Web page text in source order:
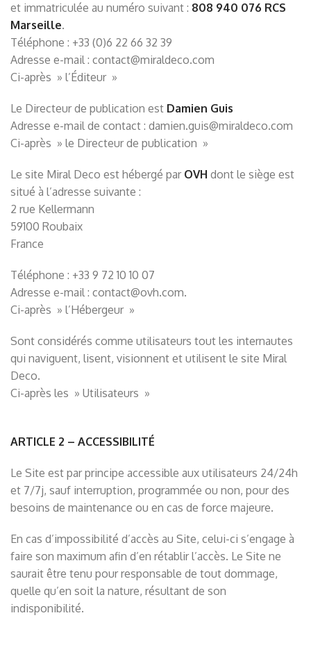
et immatriculée au numéro suivant : 808 940 076 RCS
Marseille.
Téléphone : +33 (0)6 22 66 32 39
Adresse e-mail : contact@miraldeco.com
Ci-après » l’Éditeur »
Le Directeur de publication est Damien Guis
Adresse e-mail de contact : damien.guis@miraldeco.com
Ci-après » le Directeur de publication »
Le site Miral Deco est hébergé par OVH dont le siège est
situé à l’adresse suivante :
2 rue Kellermann
59100 Roubaix
France
Téléphone : +33 9 72 10 10 07
Adresse e-mail : contact@ovh.com.
Ci-après » l’Hébergeur »
Sont considérés comme utilisateurs tout les internautes
qui naviguent, lisent, visionnent et utilisent le site Miral
Deco.
Ci-après les » Utilisateurs »
ARTICLE 2 – ACCESSIBILITÉ
Le Site est par principe accessible aux utilisateurs 24/24h
et 7/7j, sauf interruption, programmée ou non, pour des
besoins de maintenance ou en cas de force majeure.
En cas d’impossibilité d’accès au Site, celui-ci s’engage à
faire son maximum afin d’en rétablir l’accès. Le Site ne
saurait être tenu pour responsable de tout dommage,
quelle qu’en soit la nature, résultant de son
indisponibilité.